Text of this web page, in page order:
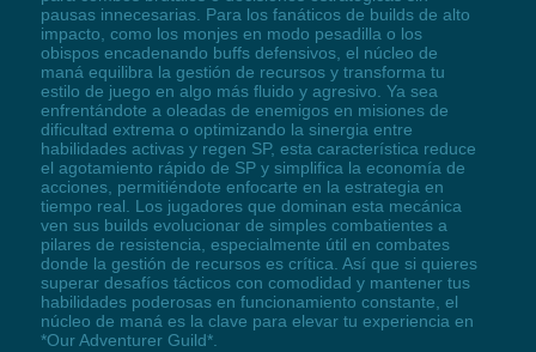
pausas innecesarias. Para los fanáticos de builds de alto
impacto, como los monjes en modo pesadilla o los
obispos encadenando buffs defensivos, el núcleo de
maná equilibra la gestión de recursos y transforma tu
estilo de juego en algo más fluido y agresivo. Ya sea
enfrentándote a oleadas de enemigos en misiones de
dificultad extrema o optimizando la sinergia entre
habilidades activas y regen SP, esta característica reduce
el agotamiento rápido de SP y simplifica la economía de
acciones, permitiéndote enfocarte en la estrategia en
tiempo real. Los jugadores que dominan esta mecánica
ven sus builds evolucionar de simples combatientes a
pilares de resistencia, especialmente útil en combates
donde la gestión de recursos es crítica. Así que si quieres
superar desafíos tácticos con comodidad y mantener tus
habilidades poderosas en funcionamiento constante, el
núcleo de maná es la clave para elevar tu experiencia en
*Our Adventurer Guild*.